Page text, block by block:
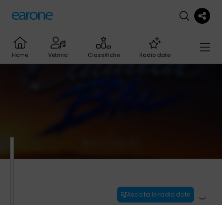
Home Vetrina Classifiche Radio date
Ascolta le radio date